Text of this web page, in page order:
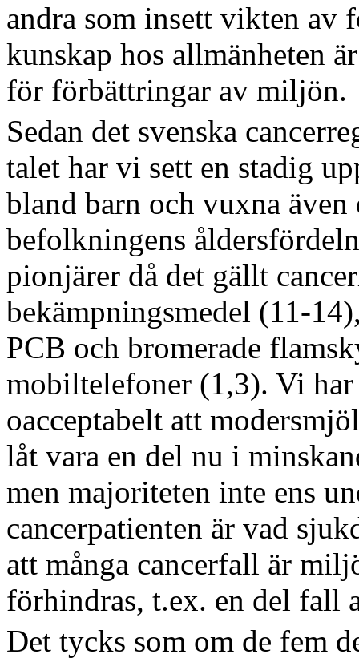
andra som insett vikten av
kunskap hos allmänheten
för förbättringar av miljön.
Sedan det svenska
talet har vi sett en stadig
bland barn och vuxna
befolkningens
pionjärer då det gällt
bekämpningsmedel (11-
PCB och bromerade
mobiltelefoner (1,3). Vi
oacceptabelt att
låt vara en del nu i
men majoriteten inte ens
cancerpatienten är vad
att många cancerfall är
förhindras, t.ex. en del fall
Det tycks som om de fem